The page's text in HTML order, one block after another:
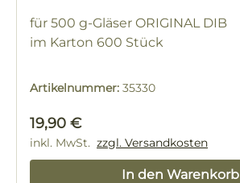
für 500 g-Gläser ORIGINAL DIB
im Karton 600 Stück
Artikelnummer: 35330
Regulärer Preis:
19,90 €
inkl. MwSt. zzgl. Versandkosten
In den Warenkorb